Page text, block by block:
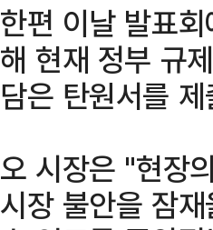
한편 이날 발표
해 현재 정부 규
담은 탄원서를
오 시장은 "현장
시장 불안을 잠